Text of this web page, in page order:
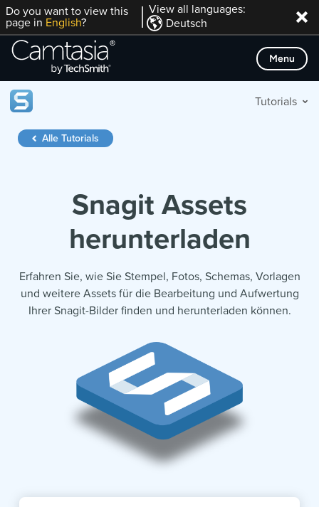
Direkt
zum
Inhalt
Do you want to view this
page in English?
View all languages:
Deutsch
Menu
Tutorials
Alle Tutorials
Snagit Assets
herunterladen
Erfahren Sie, wie Sie Stempel, Fotos, Schemas, Vorlagen
und weitere Assets für die Bearbeitung und Aufwertung
Ihrer Snagit-Bilder finden und herunterladen können.